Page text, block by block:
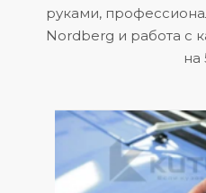
руками,
Nordberg и работа с
на